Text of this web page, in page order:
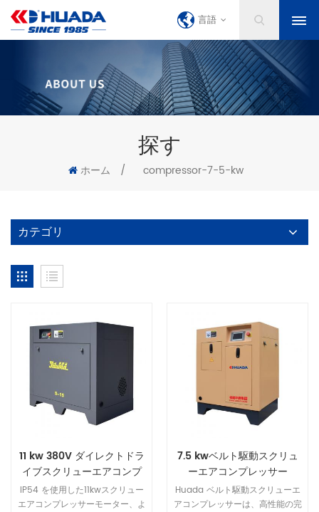
言語
探す
ホーム / compressor-7-5-kw
カテゴリ
11 kw 380V ダイレクトドラ
イブスクリューエアコンプ
レッサー
IP54 を使用した11kwスクリュー
エアコンプレッサーモーター、よ
7.5 kwベルト駆動スクリュ
ーエアコンプレッサー
Huada ベルト駆動スクリューエ
アコンプレッサーは、高性能の完